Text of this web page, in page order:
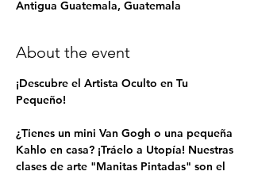
Antigua Guatemala, Guatemala
About the event
¡Descubre el Artista Oculto en Tu
Pequeño!
¿Tienes un mini Van Gogh o una pequeña
Kahlo en casa? ¡Tráelo a Utopía! Nuestras
clases de arte "Manitas Pintadas" son el